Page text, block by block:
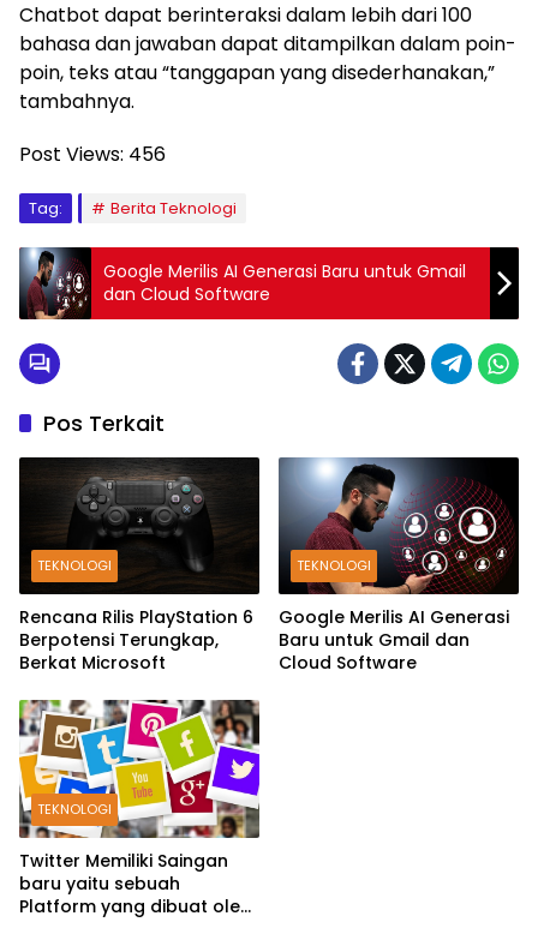
Chatbot dapat berinteraksi dalam lebih dari 100
bahasa dan jawaban dapat ditampilkan dalam poin-
poin, teks atau “tanggapan yang disederhanakan,”
tambahnya.
Post Views: 456
Tag: Berita Teknologi
Google Merilis AI Generasi Baru untuk Gmail
dan Cloud Software
Pos Terkait
TEKNOLOGI
Rencana Rilis PlayStation 6
Berpotensi Terungkap,
Berkat Microsoft
TEKNOLOGI
Google Merilis AI Generasi
Baru untuk Gmail dan
Cloud Software
TEKNOLOGI
Twitter Memiliki Saingan
baru yaitu sebuah
Platform yang dibuat oleh